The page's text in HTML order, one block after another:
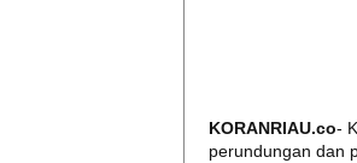
KORANRIAU.co-
perundungan dan